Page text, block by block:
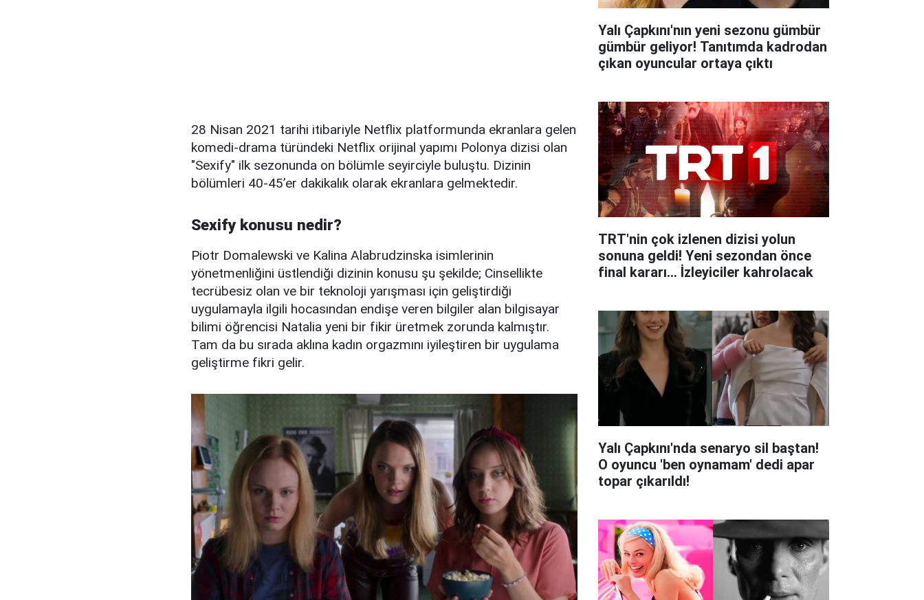
28 Nisan 2021 tarihi itibariyle Netflix platformunda ekranlara gelen
komedi-drama türündeki Netflix orijinal yapımı Polonya dizisi olan
"Sexify" ilk sezonunda on bölümle seyirciyle buluştu. Dizinin
bölümleri 40-45’er dakikalık olarak ekranlara gelmektedir.
Sexify konusu nedir?
Piotr Domalewski ve Kalina Alabrudzinska isimlerinin
yönetmenliğini üstlendiği dizinin konusu şu şekilde; Cinsellikte
tecrübesiz olan ve bir teknoloji yarışması için geliştirdiği
uygulamayla ilgili hocasından endişe veren bilgiler alan bilgisayar
bilimi öğrencisi Natalia yeni bir fikir üretmek zorunda kalmıştır.
Tam da bu sırada aklına kadın orgazmını iyileştiren bir uygulama
geliştirme fikri gelir.
Yalı Çapkını'nın yeni sezonu gümbür
gümbür geliyor! Tanıtımda kadrodan
çıkan oyuncular ortaya çıktı
TRT'nin çok izlenen dizisi yolun
sonuna geldi! Yeni sezondan önce
final kararı... İzleyiciler kahrolacak
Yalı Çapkını'nda senaryo sil baştan!
O oyuncu 'ben oynamam' dedi apar
topar çıkarıldı!